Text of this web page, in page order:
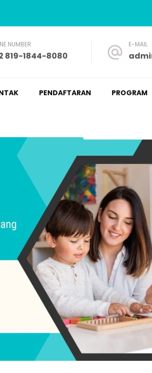
NUMBER
819-1844-8080
E-MAIL
PENDAFTARAN PROGRAM